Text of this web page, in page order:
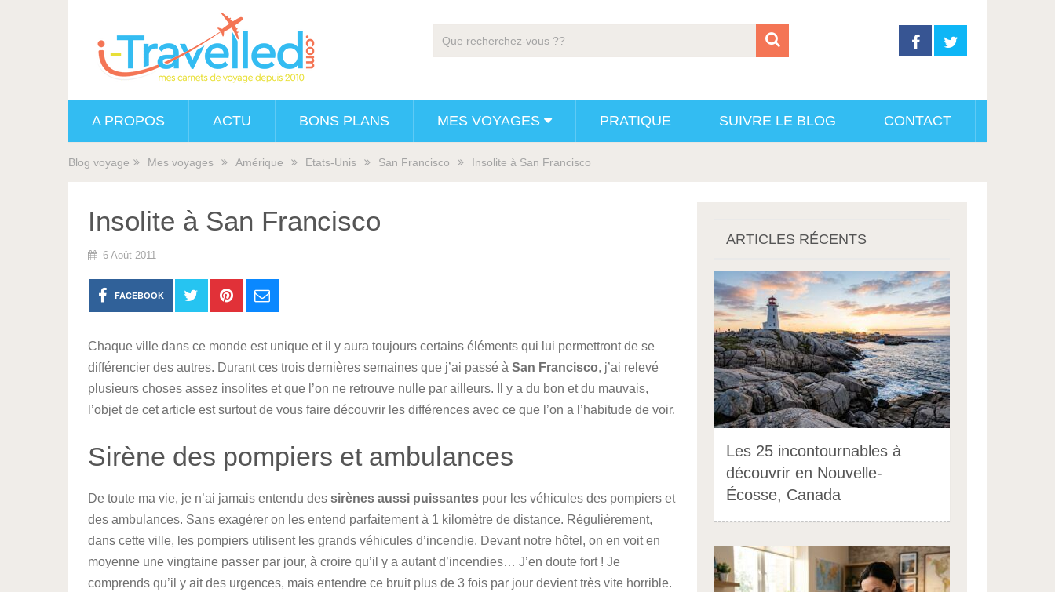
A PROPOS ACTU BONS PLANS MES VOYAGES PRATIQUE SUIVRE LE BLOG CONTACT
Blog voyage Mes voyages Amérique Etats-Unis San Francisco Insolite à San Francisco
Insolite à San Francisco
6 Août 2011
FACEBOOK
Chaque ville dans ce monde est unique et il y aura toujours certains éléments qui lui permettront de se
différencier des autres. Durant ces trois dernières semaines que j’ai passé à San Francisco, j’ai relevé
plusieurs choses assez insolites et que l’on ne retrouve nulle par ailleurs. Il y a du bon et du mauvais,
l’objet de cet article est surtout de vous faire découvrir les différences avec ce que l’on a l’habitude de voir.
Sirène des pompiers et ambulances
De toute ma vie, je n’ai jamais entendu des sirènes aussi puissantes pour les véhicules des pompiers et
des ambulances. Sans exagérer on les entend parfaitement à 1 kilomètre de distance. Régulièrement,
dans cette ville, les pompiers utilisent les grands véhicules d’incendie. Devant notre hôtel, on en voit en
moyenne une vingtaine passer par jour, à croire qu’il y a autant d’incendies… J’en doute fort ! Je
comprends qu’il y ait des urgences, mais entendre ce bruit plus de 3 fois par jour devient très vite horrible.
ARTICLES RÉCENTS
Les 25 incontournables à
découvrir en Nouvelle-
Écosse, Canada